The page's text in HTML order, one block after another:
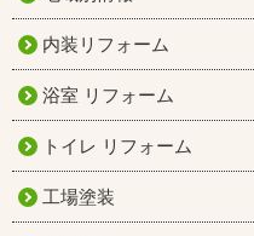
内装リフォーム
浴室 リフォーム
トイレ リフォーム
工場塗装